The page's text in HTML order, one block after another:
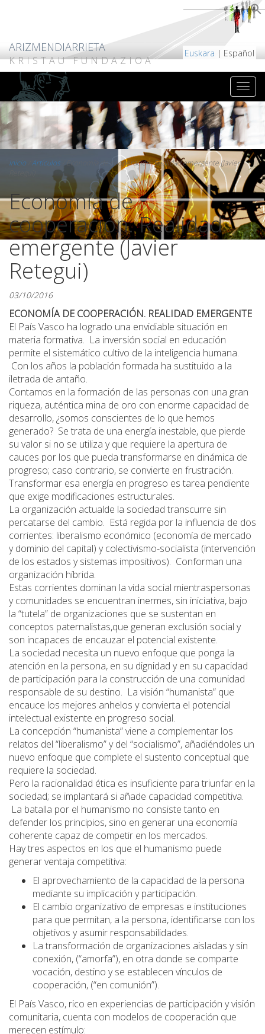
ARIZMENDIARRIETA
KRISTAU FUNDAZIOA
Euskara | Español
Inicio/ Artículos /Economía de cooperación. Realidad emergente (Javier
Economía de
cooperación. Realidad
emergente (Javier
Retegui)
03/10/2016
ECONOMÍA DE COOPERACIÓN. REALIDAD EMERGENTE
El País Vasco ha logrado una envidiable situación en
materia formativa. La inversión social en educación
permite el sistemático cultivo de la inteligencia humana.
Con los años la población formada ha sustituido a la
iletrada de antaño.
Contamos en la formación de las personas con una gran
riqueza, auténtica mina de oro con enorme capacidad de
desarrollo, ¿somos conscientes de lo que hemos
generado? Se trata de una energía inestable, que pierde
su valor si no se utiliza y que requiere la apertura de
cauces por los que pueda transformarse en dinámica de
progreso; caso contrario, se convierte en frustración.
Transformar esa energía en progreso es tarea pendiente
que exige modificaciones estructurales.
La organización actualde la sociedad transcurre sin
percatarse del cambio. Está regida por la influencia de dos
corrientes: liberalismo económico (economía de mercado
y dominio del capital) y colectivismo-socialista (intervención
de los estados y sistemas impositivos). Conforman una
organización híbrida.
Estas corrientes dominan la vida social mientraspersonas
y comunidades se encuentran inermes, sin iniciativa, bajo
la “tutela” de organizaciones que se sustentan en
conceptos paternalistas,que generan exclusión social y
son incapaces de encauzar el potencial existente.
La sociedad necesita un nuevo enfoque que ponga la
atención en la persona, en su dignidad y en su capacidad
de participación para la construcción de una comunidad
responsable de su destino. La visión “humanista” que
encauce los mejores anhelos y convierta el potencial
intelectual existente en progreso social.
La concepción “humanista” viene a complementar los
relatos del “liberalismo” y del “socialismo”, añadiéndoles un
nuevo enfoque que complete el sustento conceptual que
requiere la sociedad.
Pero la racionalidad ética es insuficiente para triunfar en la
sociedad; se implantará si añade capacidad competitiva.
La batalla por el humanismo no consiste tanto en
defender los principios, sino en generar una economía
coherente capaz de competir en los mercados.
Hay tres aspectos en los que el humanismo puede
generar ventaja competitiva:
El aprovechamiento de la capacidad de la persona
mediante su implicación y participación.
El cambio organizativo de empresas e instituciones
para que permitan, a la persona, identificarse con los
objetivos y asumir responsabilidades.
La transformación de organizaciones aisladas y sin
conexión, (“amorfa”), en otra donde se comparte
vocación, destino y se establecen vínculos de
cooperación, (“en comunión”).
El País Vasco, rico en experiencias de participación y visión
comunitaria, cuenta con modelos de cooperación que
merecen estímulo: